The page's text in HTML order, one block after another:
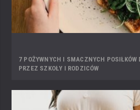
7 POŻYWNYCH I SMACZNYCH POSIŁKÓW
PRZEZ SZKOŁY I RODZICÓW